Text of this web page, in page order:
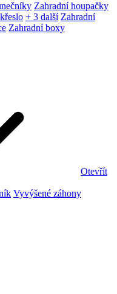
Zahradní houpačky
+ 3 další Zahradní
Zahradní boxy
Otevřít
Vyvýšené záhony